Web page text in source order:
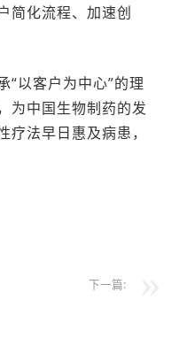
简化流程、加速创
“以客户为中心”的理
为中国生物制药的发
法早日惠及病患，
下一篇: